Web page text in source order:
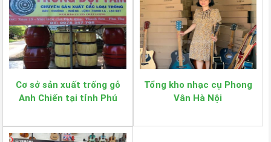
Cơ sở sản xuất trống gỗ
Anh Chiến tại tỉnh Phú
Tổng kho nhạc cụ Phong
Vân Hà Nội